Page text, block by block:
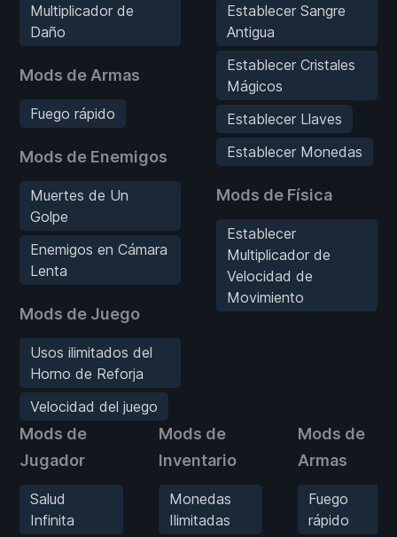
Multiplicador de
Daño
Mods de Armas
Fuego rápido
Mods de Enemigos
Muertes de Un
Golpe
Enemigos en Cámara
Lenta
Mods de Juego
Usos ilimitados del
Horno de Reforja
Velocidad del juego
Establecer Sangre
Antigua
Establecer Cristales
Mágicos
Establecer Llaves
Establecer Monedas
Mods de Física
Establecer
Multiplicador de
Velocidad de
Movimiento
Mods de
Jugador
Salud
Infinita
Mods de
Inventario
Monedas
Ilimitadas
Mods de
Armas
Fuego
rápido